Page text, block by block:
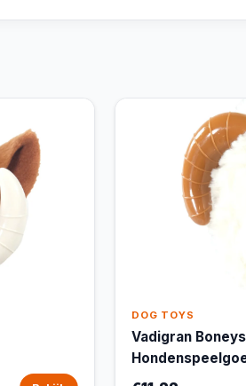
DOG TOYS
Vadigran